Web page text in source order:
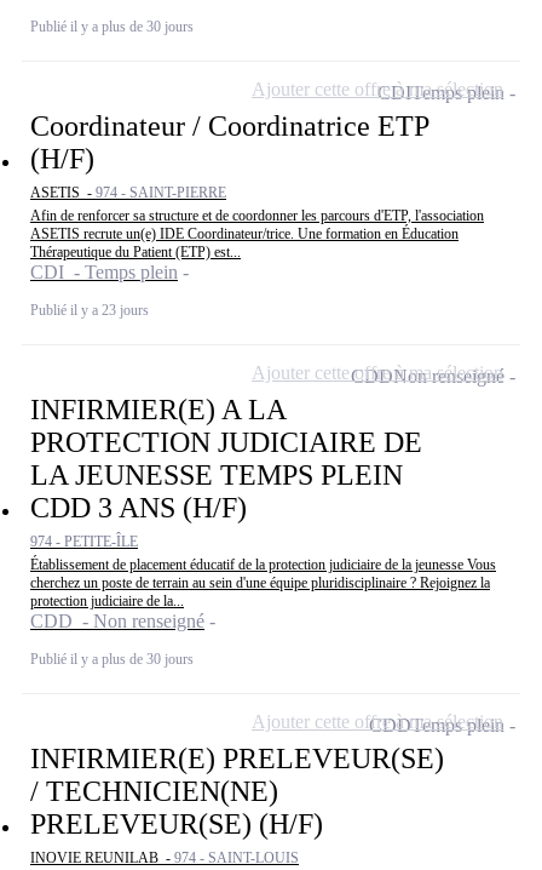
Publié il y a plus de 30 jours
Coordinateur / Coordinatrice ETP
(H/F)
ASETIS - 974 - SAINT-PIERRE
Afin de renforcer sa structure et de coordonner les parcours d'ETP, l'association
ASETIS recrute un(e) IDE Coordinateur/trice. Une formation en Éducation
Thérapeutique du Patient (ETP) est...
CDI - Temps plein
Publié il y a 23 jours
CDITemps plein
Ajouter cette offre à ma sélection
INFIRMIER(E) A LA
PROTECTION JUDICIAIRE DE
LA JEUNESSE TEMPS PLEIN
CDD 3 ANS (H/F)
974 - PETITE-ÎLE
Établissement de placement éducatif de la protection judiciaire de la jeunesse Vous
cherchez un poste de terrain au sein d'une équipe pluridisciplinaire ? Rejoignez la
protection judiciaire de la...
CDD - Non renseigné
Publié il y a plus de 30 jours
CDDNon renseigné
Ajouter cette offre à ma sélection
INFIRMIER(E) PRELEVEUR(SE)
/ TECHNICIEN(NE)
PRELEVEUR(SE) (H/F)
INOVIE REUNILAB - 974 - SAINT-LOUIS
CDDTemps plein
Ajouter cette offre à ma sélection